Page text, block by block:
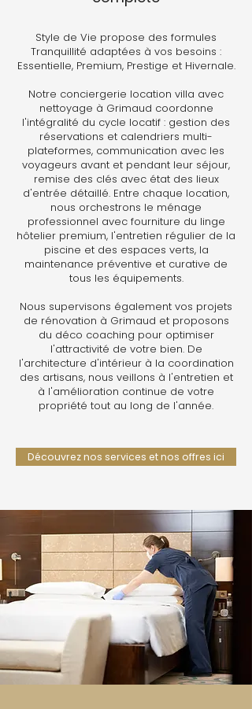
Style de Vie propose des formules
Tranquillité adaptées à vos besoins :
Essentielle, Premium, Prestige et Hivernale.
Notre conciergerie location villa avec
nettoyage à Grimaud coordonne
l'intégralité du cycle locatif : gestion des
réservations et calendriers multi-
plateformes, communication avec les
voyageurs avant et pendant leur séjour,
remise des clés avec état des lieux
d'entrée détaillé. Entre chaque location,
nous orchestrons le ménage
professionnel avec fourniture du linge
hôtelier premium, l'entretien régulier de la
piscine et des espaces verts, la
maintenance préventive et curative de
tous les équipements.
Nous supervisons également vos projets
de rénovation à Grimaud et proposons
du déco coaching pour optimiser
l'attractivité de votre bien. De
l'architecture d'intérieur à la coordination
des artisans, nous veillons à l'entretien et
à l'amélioration continue de votre
propriété tout au long de l'année.
Découvrez nos services et nos offres ici